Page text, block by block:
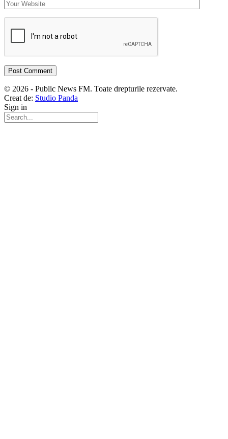
© 2026 - Public News FM. Toate drepturile rezervate.
Creat de: Studio Panda
Sign in